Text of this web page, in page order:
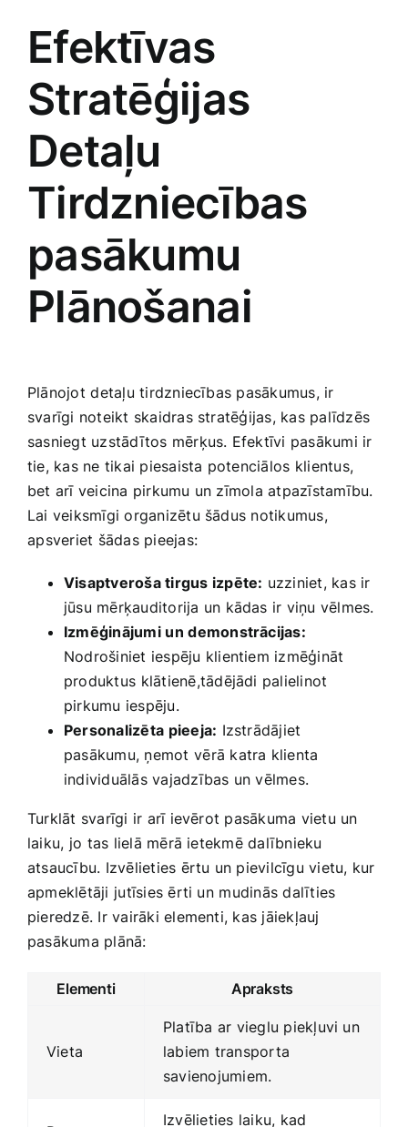
Efektīvas
Stratēģijas
Detaļu‌
Tirdzniecības
pasākumu
Plānošanai
Plānojot ⁤detaļu tirdzniecības pasākumus, ir
svarīgi noteikt‍ skaidras‌ stratēģijas, kas palīdzēs
sasniegt uzstādītos mērķus. Efektīvi pasākumi ir
tie, kas ne tikai piesaista potenciālos⁤ klientus,
bet arī veicina pirkumu un zīmola atpazīstamību.
Lai veiksmīgi organizētu​ šādus notikumus,
⁣apsveriet šādas pieejas:
Visaptveroša tirgus izpēte: uzziniet,‍ kas ir
jūsu mērķauditorija un kādas ir viņu vēlmes.
Izmēģinājumi⁤ un⁤ demonstrācijas:
Nodrošiniet iespēju klientiem izmēģināt
produktus⁣ klātienē,tādējādi palielinot
pirkumu iespēju.
Personalizēta ⁢pieeja: Izstrādājiet
pasākumu, ņemot⁤ vērā katra klienta
individuālās vajadzības un vēlmes.
Turklāt svarīgi ir arī ievērot pasākuma vietu un⁢
laiku, jo ⁤tas lielā mērā ietekmē dalībnieku
atsaucību. Izvēlieties ērtu un pievilcīgu vietu, kur
apmeklētāji ⁤jutīsies ērti un⁤ mudinās dalīties
pieredzē. Ir vairāki ‍elementi, kas jāiekļauj
pasākuma ​plānā:
Elementi Apraksts
Vieta
Platība ar‌ vieglu piekļuvi un
labiem transporta ​
savienojumiem.
Izvēlieties laiku, kad